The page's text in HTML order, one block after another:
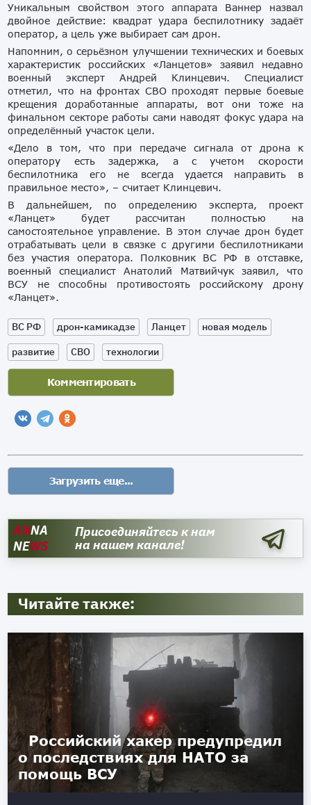
Уникальным свойством этого аппарата Ваннер назвал
двойное действие: квадрат удара беспилотнику задаёт
оператор, а цель уже выбирает сам дрон.
Напомним, о серьёзном улучшении технических и боевых
характеристик российских «Ланцетов» заявил недавно
военный эксперт Андрей Клинцевич. Специалист
отметил, что на фронтах СВО проходят первые боевые
крещения доработанные аппараты, вот они тоже на
финальном секторе работы сами наводят фокус удара на
определённый участок цели.
«Дело в том, что при передаче сигнала от дрона к
оператору есть задержка, а с учетом скорости
беспилотника его не всегда удается направить в
правильное место», – считает Клинцевич.
В дальнейшем, по определению эксперта, проект
«Ланцет» будет рассчитан полностью на
самостоятельное управление. В этом случае дрон будет
отрабатывать цели в связке с другими беспилотниками
без участия оператора. Полковник ВС РФ в отставке,
военный специалист Анатолий Матвийчук заявил, что
ВСУ не способны противостоять российскому дрону
«Ланцет».
ВС РФ дрон-камикадзе Ланцет
новая модель
развитие
СВО технологии
ANNA
NEWS
Присоединяйтесь к нам
на нашем канале!
Читайте также:
Российский хакер предупредил
о последствиях для НАТО за
помощь ВСУ